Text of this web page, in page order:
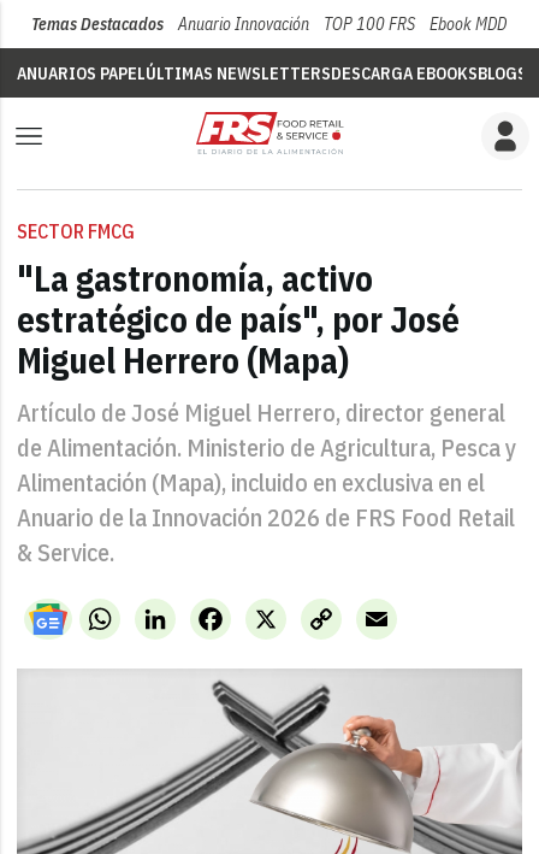
Temas Destacados Anuario Innovación TOP 100 FRS Ebook MDD
ANUARIOS PAPELÚLTIMAS NEWSLETTERSDESCARGA EBOOKSBLOGS
SECTOR FMCG
"La gastronomía, activo
estratégico de país", por José
Miguel Herrero (Mapa)
Artículo de José Miguel Herrero, director general
de Alimentación. Ministerio de Agricultura, Pesca y
Alimentación (Mapa), incluido en exclusiva en el
Anuario de la Innovación 2026 de FRS Food Retail
& Service.
WhatsAppLinkedIn X
Facebook
Copy
Link
Email